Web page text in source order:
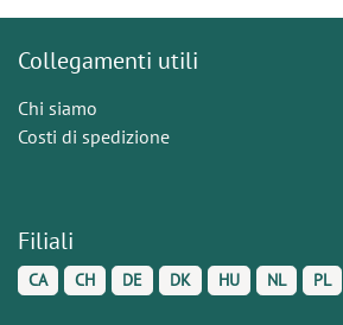
Collegamenti utili
Chi siamo
Costi di spedizione
Filiali
CA CH DE DK HU NL PL